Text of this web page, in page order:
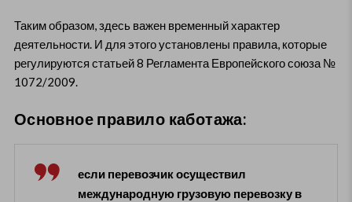
Таким образом, здесь важен временный характер
деятельности. И для этого установлены правила, которые
регулируются статьей 8 Регламента Европейского союза №
1072/2009.
Основное правило каботажа:
если перевозчик осуществил
международную грузовую перевозку в